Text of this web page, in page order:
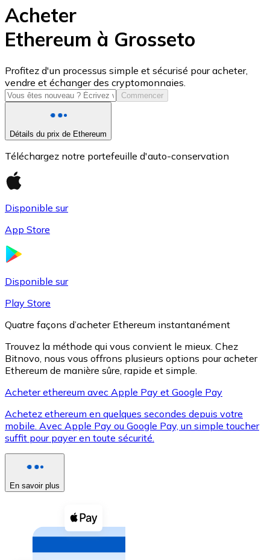
USD Coin
USDC
XRP
XRP
Voir toutes
Coupons crypto
Achetez des cryptomonnaies en espèces et d'autres
Acheter avec espèces
Acheter
Ethereum à Grosseto
Profitez d'un processus simple et sécurisé pour acheter,
vendre et échanger des cryptomonnaies.
Commencer
Détails du prix de Ethereum
Téléchargez notre portefeuille d'auto-conservation
Disponible sur
App Store
Disponible sur
Play Store
Quatre façons d’acheter Ethereum instantanément
Trouvez la méthode qui vous convient le mieux. Chez
Bitnovo, nous vous offrons plusieurs options pour acheter
Ethereum de manière sûre, rapide et simple.
Acheter ethereum avec Apple Pay et Google Pay
Achetez ethereum en quelques secondes depuis votre
mobile. Avec Apple Pay ou Google Pay, un simple toucher
suffit pour payer en toute sécurité.
En savoir plus